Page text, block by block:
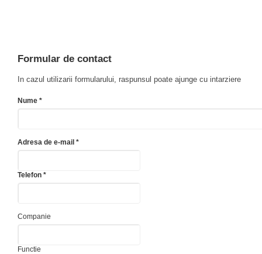
Formular de contact
In cazul utilizarii formularului, raspunsul poate ajunge cu intarziere
Nume *
Adresa de e-mail *
Telefon *
Companie
Functie